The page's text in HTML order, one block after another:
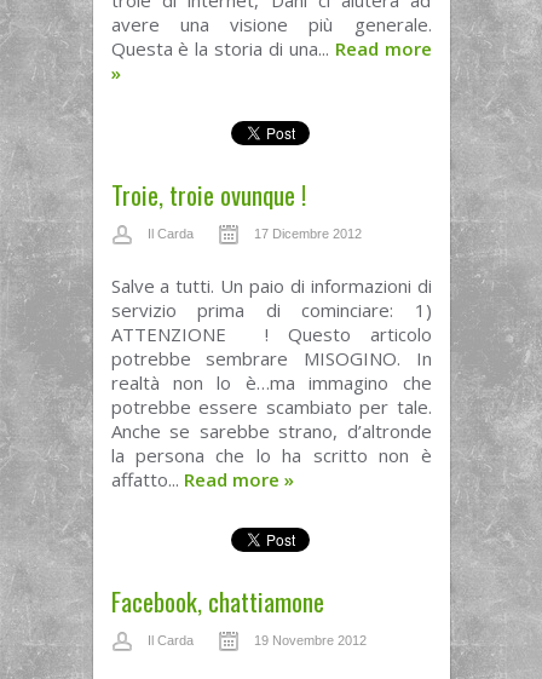
avere una visione più generale.
Questa è la storia di una... Read more
»
Troie, troie ovunque !
Il Carda 17 Dicembre 2012
Salve a tutti. Un paio di informazioni di
servizio prima di cominciare: 1)
ATTENZIONE ! Questo articolo
potrebbe sembrare MISOGINO. In
realtà non lo è…ma immagino che
potrebbe essere scambiato per tale.
Anche se sarebbe strano, d’altronde
la persona che lo ha scritto non è
affatto... Read more »
Facebook, chattiamone
Il Carda 19 Novembre 2012